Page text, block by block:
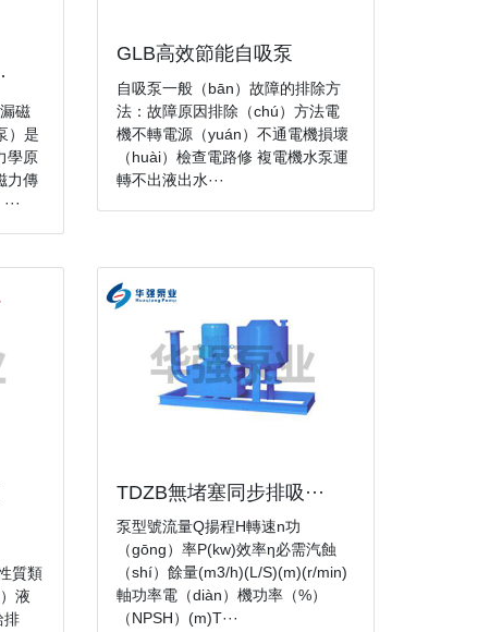
磁
）是
學原
力傳
GLB高效節能自吸泵
自吸泵一般（bān）故障的排除方
法：故障原因排除（chú）方法電
機不轉電源（yuán）不通電機損壞
（huài）檢查電路修 複電機水泵運
轉不出液出水···
質類
液
排
TDZB無堵塞同步排吸···
泵型號流量Q揚程H轉速n功
（gōng）率P(kw)效率η必需汽蝕
（shí）餘量(m3/h)(L/S)(m)(r/min)
軸功率電（diàn）機功率（%）
（NPSH）(m)T···